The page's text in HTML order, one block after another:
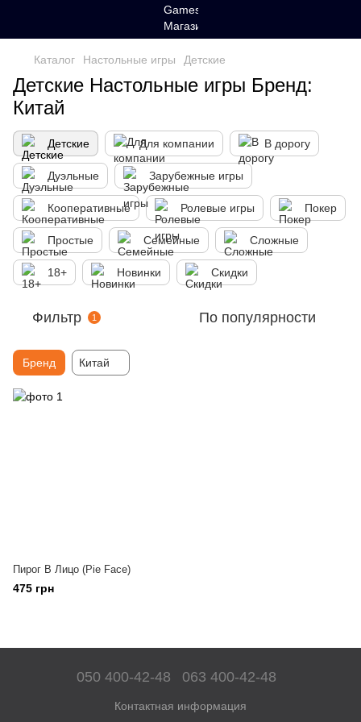
Каталог Настольные игры Детские
Детские Настольные игры Бренд:
Китай
Детские Для компании В дорогу
Дуэльные Зарубежные игры
Кооперативные Ролевые игры Покер
Простые Семейные Сложные
18+ Новинки Скидки
Фильтр 1 По популярности
Бренд Китай
Пирог В Лицо (Pie Face)
475 грн
050 400-42-48 063 400-42-48
Контактная информация